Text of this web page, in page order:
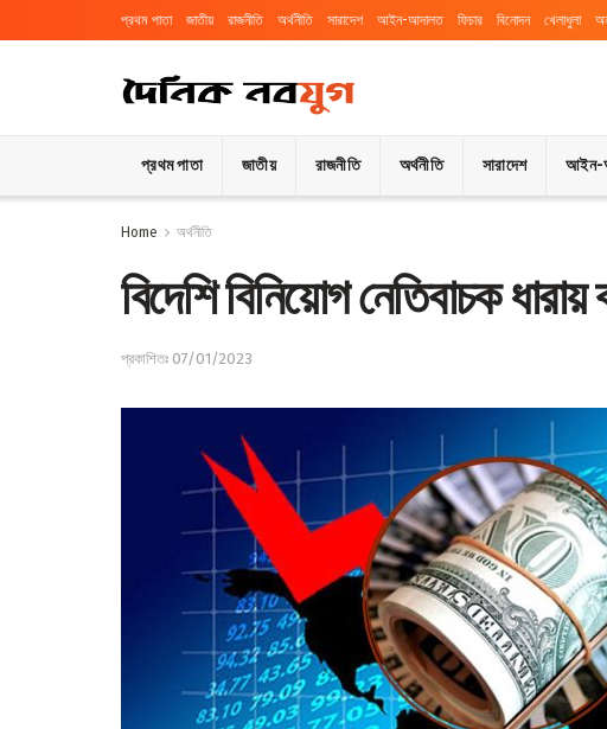
প্রথম পাতা জাতীয় রাজনীতি অর্থনীতি সারাদেশ আইন-আদালত ফিচার বিনোদন খেলাধুলা
প্রথম পাতা জাতীয় রাজনীতি অর্থনীতি সারাদেশ আইন-
Home অর্থনীতি
বিদেশি বিনিয়োগ নেতিবাচক
প্রকাশিতঃ 07/01/2023